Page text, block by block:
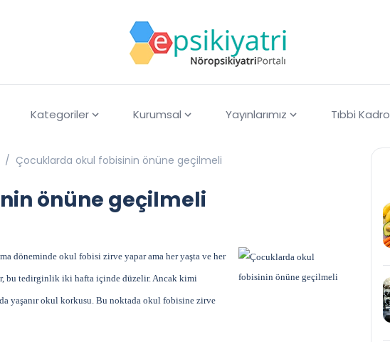
Kategoriler Kurumsal Yayınlarımız Tıbbi Kadro
/ Çocuklarda okul fobisinin önüne geçilmeli
önüne geçilmeli
döneminde okul fobisi zirve yapar ama her yaşta ve her
bu tedirginlik iki hafta içinde düzelir. Ancak kimi
yaşanır okul korkusu. Bu noktada okul fobisine zirve